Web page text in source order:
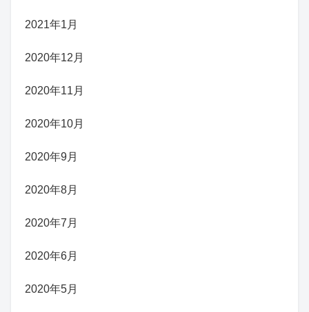
2021年1月
2020年12月
2020年11月
2020年10月
2020年9月
2020年8月
2020年7月
2020年6月
2020年5月